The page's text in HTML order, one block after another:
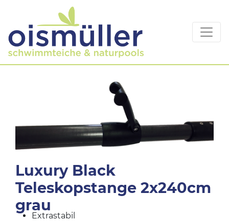
Luxury Black
Teleskopstange 2x240cm
grau
Extrastabil